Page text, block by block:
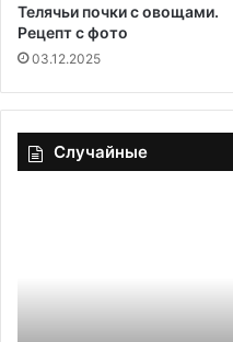
Телячьи почки с овощами.
Рецепт с фото
03.12.2025
Случайные